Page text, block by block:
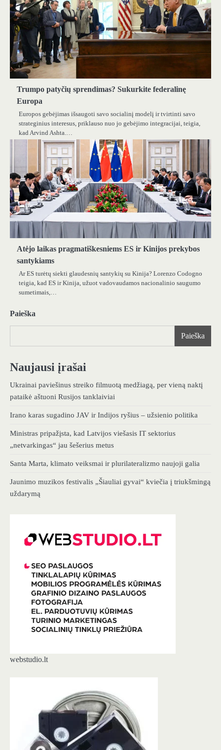
Trumpo patyčių sprendimas? Sukurkite federalinę
Europa
Europos gebėjimas išsaugoti savo socialinį modelį ir tvirtinti savo
strateginius interesus, priklauso nuo jo gebėjimo integracijai, teigia,
kad Arvind Ashta.…
Atėjo laikas pragmatiškesniems ES ir Kinijos prekybos
santykiams
Ar ES turėtų siekti glaudesnių santykių su Kinija? Lorenzo Codogno
teigia, kad ES ir Kinija, užuot vadovaudamos nacionalinio saugumo
sumetimais,…
Paieška
Paieška
Naujausi įrašai
Ukrainai paviešinus streiko filmuotą medžiagą, per vieną naktį
pataikė aštuoni Rusijos tanklaiviai
Irano karas sugadino JAV ir Indijos ryšius – užsienio politika
Ministras pripažįsta, kad Latvijos viešasis IT sektorius
„netvarkingas“ jau šešerius metus
Santa Marta, klimato veiksmai ir plurilateralizmo naujoji galia
Jaunimo muzikos festivalis „Šiauliai gyvai“ kviečia į triukšmingą
uždarymą
webstudio.lt